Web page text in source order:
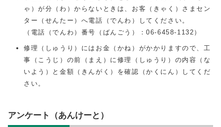
ゃ）が分（わ）からないときは、お客（きゃく）さまセン
ター（せんたー）へ電話（でんわ）してください。
（電話（でんわ）番号（ばんごう）：06-6458-1132）
修理（しゅうり）にはお金（かね）がかかりますので、工
事（こうじ）の前（まえ）に修理（しゅうり）の内容（な
いよう）と金額（きんがく）を確認（かくにん）してくだ
さい。
アンケート（あんけーと）